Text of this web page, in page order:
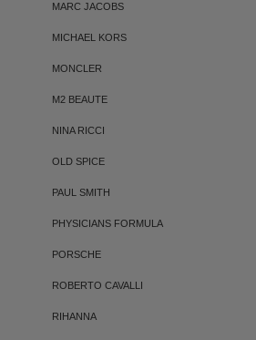
MARC JACOBS
MICHAEL KORS
MONCLER
M2 BEAUTE
NINA RICCI
OLD SPICE
PAUL SMITH
PHYSICIANS FORMULA
PORSCHE
ROBERTO CAVALLI
RIHANNA